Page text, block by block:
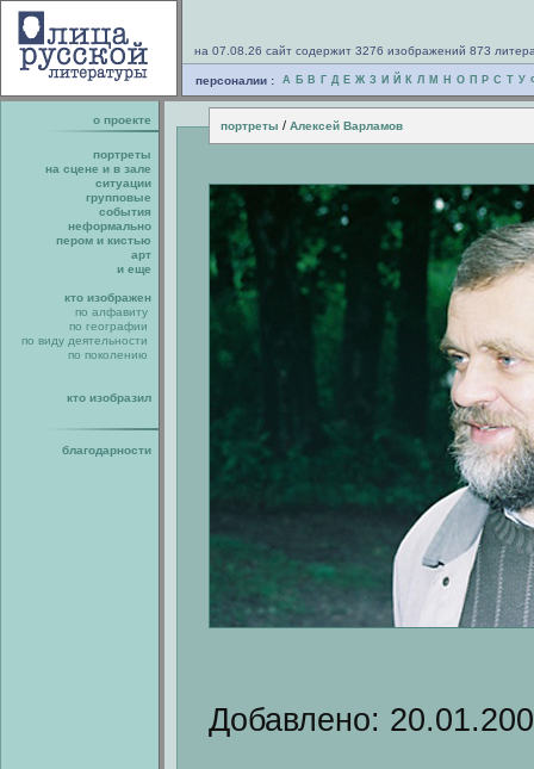
на 07.08.26 сайт содержит 3276 изображений 873
персоналии : А Б В Г Д Е Ж З И Й К Л М Н О П Р С Т У
о проекте портреты / Алексей Варламов
портреты
на сцене и в зале
ситуации
групповые
события
неформально
пером и кистью
арт
и еще
кто изображен
по алфавиту
по географии
по виду деятельности
по поколению
кто изобразил
благодарности
Добавлено: